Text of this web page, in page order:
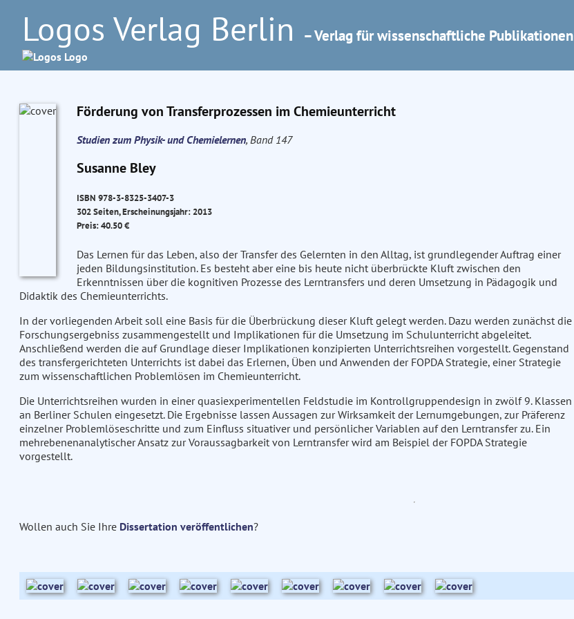
Logos Verlag Berlin – Verlag für wissenschaftliche Publikationen
Förderung von Transferprozessen im Chemieunterricht
Studien zum Physik- und Chemielernen, Band 147
Susanne Bley
ISBN 978-3-8325-3407-3
302 Seiten, Erscheinungsjahr: 2013
Preis: 40.50 €
Das Lernen für das Leben, also der Transfer des Gelernten in den Alltag, ist grundlegender Auftrag einer
jeden Bildungsinstitution. Es besteht aber eine bis heute nicht überbrückte Kluft zwischen den
Erkenntnissen über die kognitiven Prozesse des Lerntransfers und deren Umsetzung in Pädagogik und
Didaktik des Chemieunterrichts.
In der vorliegenden Arbeit soll eine Basis für die Überbrückung dieser Kluft gelegt werden. Dazu werden zunächst die
Forschungsergebniss zusammengestellt und Implikationen für die Umsetzung im Schulunterricht abgeleitet.
Anschließend werden die auf Grundlage dieser Implikationen konzipierten Unterrichtsreihen vorgestellt. Gegenstand
des transfergerichteten Unterrichts ist dabei das Erlernen, Üben und Anwenden der FOPDA Strategie, einer Strategie
zum wissenschaftlichen Problemlösen im Chemieunterricht.
Die Unterrichtsreihen wurden in einer quasiexperimentellen Feldstudie im Kontrollgruppendesign in zwölf 9. Klassen
an Berliner Schulen eingesetzt. Die Ergebnisse lassen Aussagen zur Wirksamkeit der Lernumgebungen, zur Präferenz
einzelner Problemlöseschritte und zum Einfluss situativer und persönlicher Variablen auf den Lerntransfer zu. Ein
mehrebenenanalytischer Ansatz zur Voraussagbarkeit von Lerntransfer wird am Beispiel der FOPDA Strategie
vorgestellt.
Wollen auch Sie Ihre Dissertation veröffentlichen?